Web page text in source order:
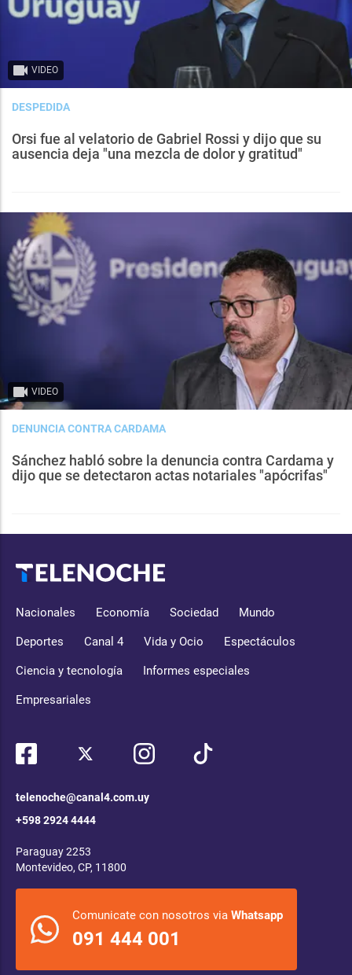
VIDEO
DESPEDIDA
Orsi fue al velatorio de Gabriel Rossi y dijo que su
ausencia deja "una mezcla de dolor y gratitud"
VIDEO
DENUNCIA CONTRA CARDAMA
Sánchez habló sobre la denuncia contra Cardama y
dijo que se detectaron actas notariales "apócrifas"
Nacionales Economía Sociedad Mundo
Deportes Canal 4 Vida y Ocio Espectáculos
Ciencia y tecnología Informes especiales
Empresariales
telenoche@canal4.com.uy
+598 2924 4444
Paraguay 2253
Montevideo, CP, 11800
Comunicate con nosotros via Whatsapp
091 444 001